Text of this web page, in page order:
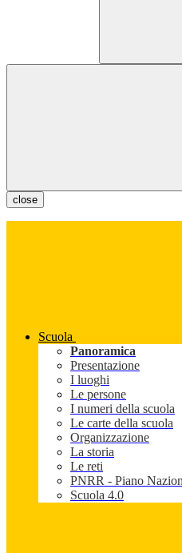
close
Scuola
Panoramica
Presentazione
I luoghi
Le persone
I numeri della scuola
Le carte della scuola
Organizzazione
La storia
Le reti
PNRR - Piano
Scuola 4.0